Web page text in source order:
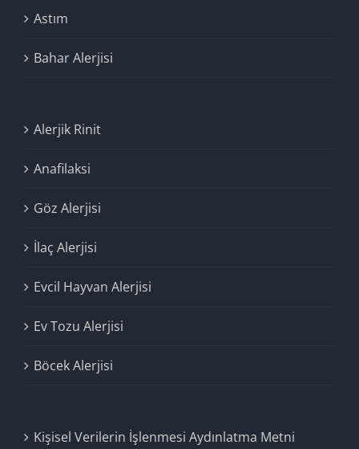
Astım
Bahar Alerjisi
Alerjik Rinit
Anafilaksi
Göz Alerjisi
İlaç Alerjisi
Evcil Hayvan Alerjisi
Ev Tozu Alerjisi
Böcek Alerjisi
Kişisel Verilerin İşlenmesi Aydınlatma Metni